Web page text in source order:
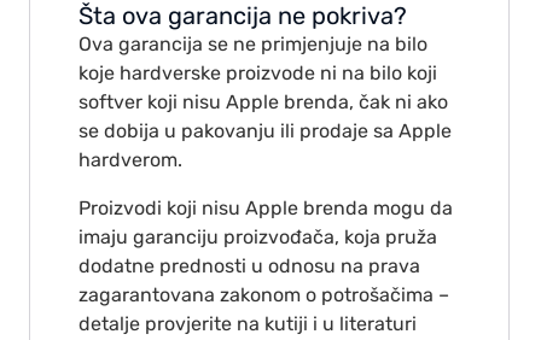
Šta ova garancija ne pokriva?
Ova garancija se ne primjenjuje na bilo
koje hardverske proizvode ni na bilo koji
softver koji nisu Apple brenda, čak ni ako
se dobija u pakovanju ili prodaje sa Apple
hardverom.
Proizvodi koji nisu Apple brenda mogu da
imaju garanciju proizvođača, koja pruža
dodatne prednosti u odnosu na prava
zagarantovana zakonom o potrošačima –
detalje provjerite na kutiji i u literaturi